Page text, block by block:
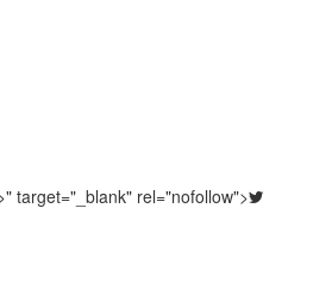
target="_blank" rel="nofollow">